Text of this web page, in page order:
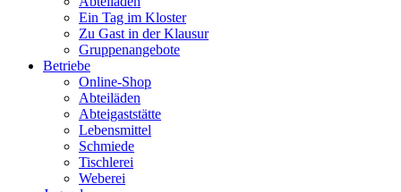
Ein Tag im Kloster
Zu Gast in der Klausur
Gruppenangebote
Betriebe
Online-Shop
Abteiläden
Abteigaststätte
Lebensmittel
Schmiede
Tischlerei
Weberei